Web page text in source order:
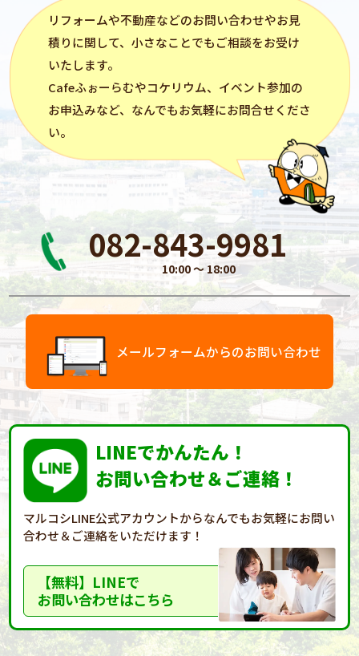
リフォームや不動産などのお問い合わせやお見
積りに関して、小さなことでもご相談をお受け
いたします。
Cafeふぉーらむやコケリウム、イベント参加の
お申込みなど、なんでもお気軽にお問合せくださ
い。
082-843-9981
10:00 〜 18:00
メールフォームからのお問い合わせ
LINEでかんたん！
お問い合わせ＆ご連絡！
マルコシLINE公式アカウントからなんでもお気軽にお問い
合わせ＆ご連絡をいただけます！
【無料】LINEで
お問い合わせはこちら